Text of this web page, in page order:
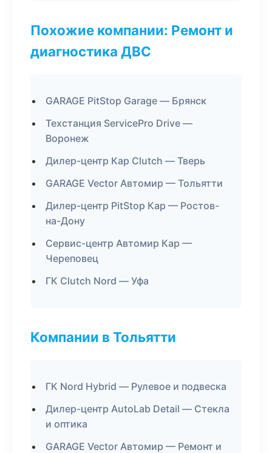
Похожие компании: Ремонт и
диагностика ДВС
GARAGE PitStop Garage — Брянск
Техстанция ServicePro Drive —
Воронеж
Дилер-центр Кар Clutch — Тверь
GARAGE Vector Автомир — Тольятти
Дилер-центр PitStop Кар — Ростов-
на-Дону
Сервис-центр Автомир Кар —
Череповец
ГК Clutch Nord — Уфа
Компании в Тольятти
ГК Nord Hybrid — Рулевое и подвеска
Дилер-центр AutoLab Detail — Стекла
и оптика
GARAGE Vector Автомир — Ремонт и